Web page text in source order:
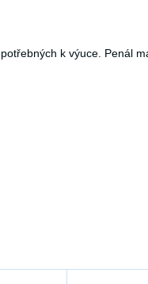
k výuce. Penál